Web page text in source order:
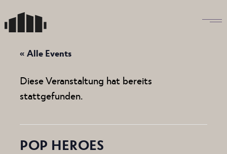
to
the
« Alle Events
Diese Veranstaltung hat bereits
stattgefunden.
POP HEROES